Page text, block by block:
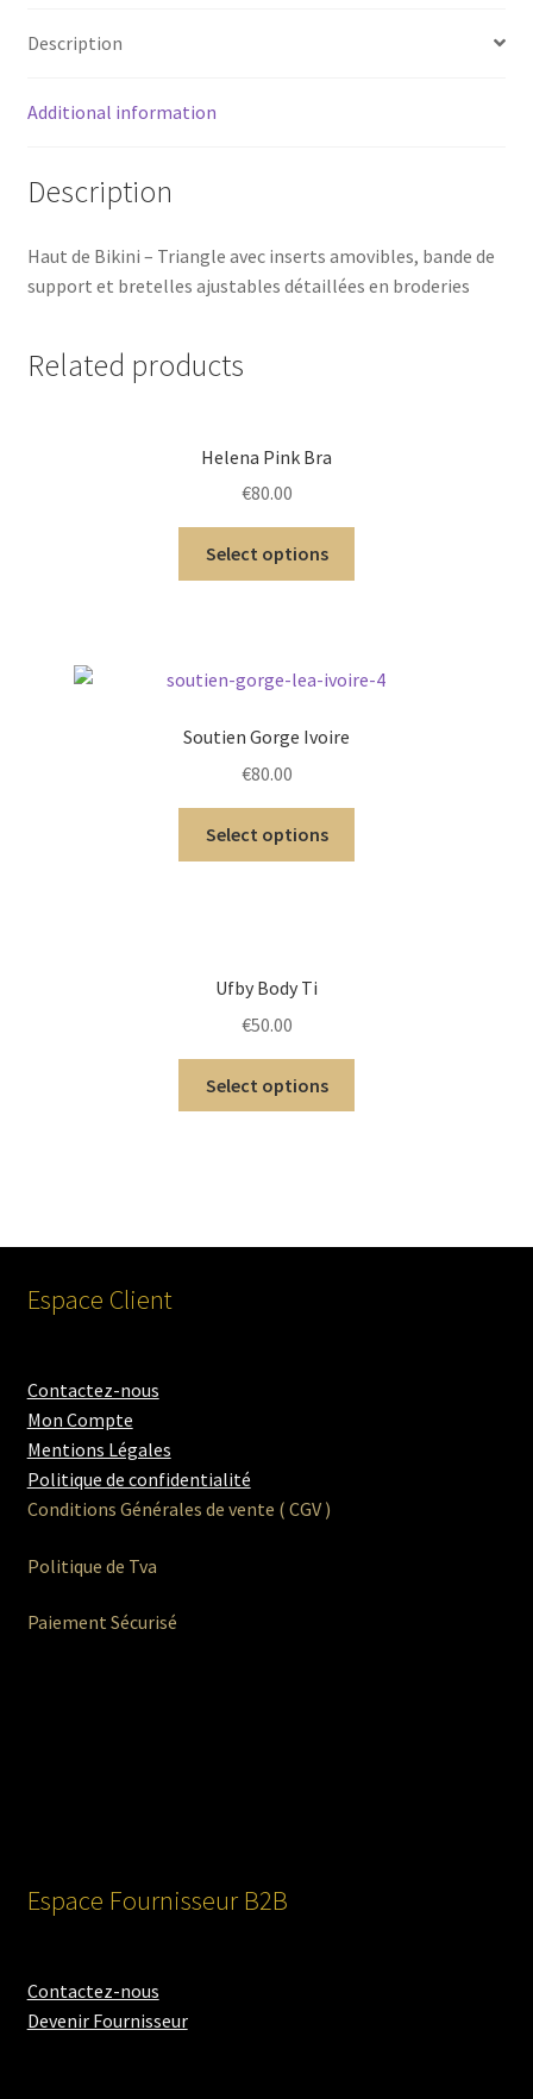
Description
Additional information
Description
Haut de Bikini – Triangle avec inserts amovibles, bande de
support et bretelles ajustables détaillées en broderies
Related products
Helena Pink Bra
€80.00
Select options
Soutien Gorge Ivoire
€80.00
Select options
Ufby Body Ti
€50.00
Select options
Espace Client
Contactez-nous
Mon Compte
Mentions Légales
Politique de confidentialité
Conditions Générales de vente ( CGV )
Politique de Tva
Paiement Sécurisé
Espace Fournisseur B2B
Contactez-nous
Devenir Fournisseur